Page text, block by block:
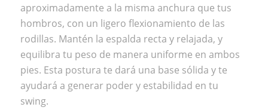
aproximadamente a la misma anchura que tus
hombros, con un ligero flexionamiento de las
rodillas. Mantén la espalda recta y relajada, y
equilibra tu peso de manera uniforme en ambos
pies. Esta postura te dará una base sólida y te
ayudará a generar poder y estabilidad en tu
swing.